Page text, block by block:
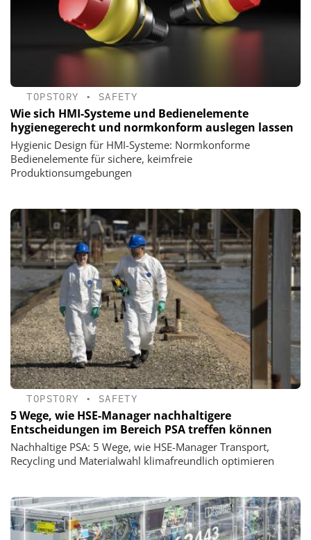
TOPSTORY • SAFETY
Wie sich HMI-Systeme und Bedienelemente
hygienegerecht und normkonform auslegen lassen
Hygienic Design für HMI-Systeme: Normkonforme
Bedienelemente für sichere, keimfreie
Produktionsumgebungen
TOPSTORY • SAFETY
5 Wege, wie HSE-Manager nachhaltigere
Entscheidungen im Bereich PSA treffen können
Nachhaltige PSA: 5 Wege, wie HSE-Manager Transport,
Recycling und Materialwahl klimafreundlich optimieren